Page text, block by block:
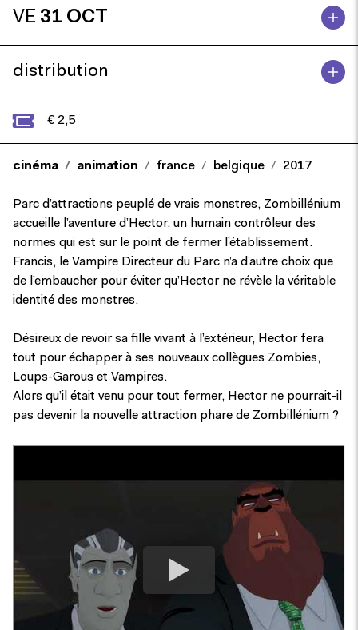
VE 31 OCT
distribution
€ 2,5
cinéma animation france belgique 2017
Parc d’attractions peuplé de vrais monstres, Zombillénium
accueille l’aventure d’Hector, un humain contrôleur des
normes qui est sur le point de fermer l’établissement.
Francis, le Vampire Directeur du Parc n’a d’autre choix que
de l’embaucher pour éviter qu’Hector ne révèle la véritable
identité des monstres.
Désireux de revoir sa fille vivant à l’extérieur, Hector fera
tout pour échapper à ses nouveaux collègues Zombies,
Loups-Garous et Vampires.
Alors qu’il était venu pour tout fermer, Hector ne pourrait-il
pas devenir la nouvelle attraction phare de Zombillénium ?